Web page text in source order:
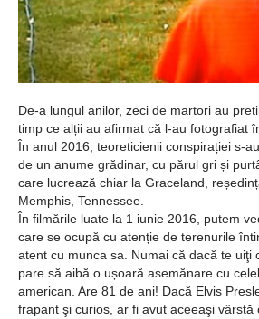
De-a lungul anilor, zeci de martori au
timp ce alții au afirmat că l-au fotografiat
În anul 2016, teoreticienii conspirației s-
de un anume grădinar, cu părul gri și
care lucrează chiar la Graceland,
Memphis, Tennessee.
În filmările luate la 1 iunie 2016, putem
care se ocupă cu atenție de terenurile
atent cu munca sa. Numai că dacă te uiţi
pare să aibă o ușoară asemănare cu
american. Are 81 de ani! Dacă Elvis
frapant şi curios, ar fi avut aceeaşi vârstă